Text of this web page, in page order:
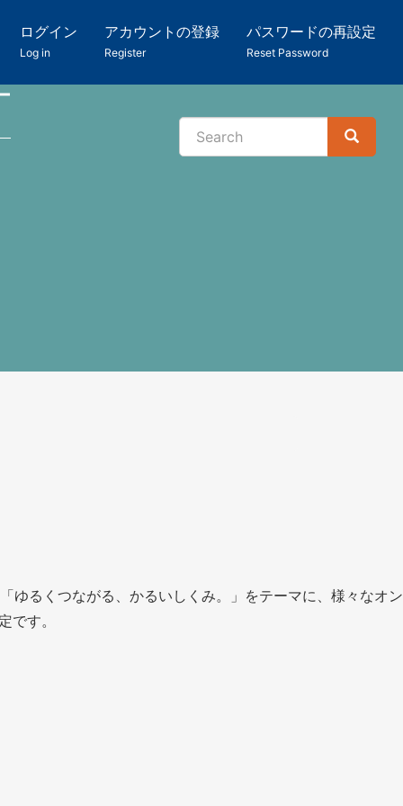
ログイン
Log in
アカウントの登録
Register
パスワードの再設定
Reset Password
検
Search
Search
ゆるくつながる、かるいしくみ。」をテーマに、様々なオン
です。